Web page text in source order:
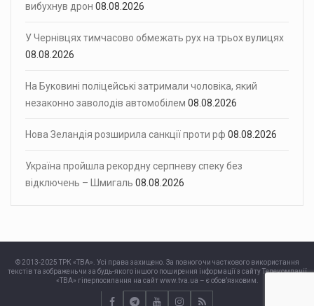
вибухнув дрон 08.08.2026
У Чернівцях тимчасово обмежать рух на трьох вулицях
08.08.2026
На Буковині поліцейські затримали чоловіка, який
незаконно заволодів автомобілем 08.08.2026
Нова Зеландія розширила санкції проти рф 08.08.2026
Україна пройшла рекордну серпневу спеку без
відключень – Шмигаль 08.08.2026
© 2013-2025 ТРК «ТВА». Усі права захищено. За повного чи часткового використання
текстів та зображень чи за будь-якого іншого поширення інформації з сайту Телекомпанії
«ТВА» гіперпосилання на сайт www.tva.ua – є обов’язковим.